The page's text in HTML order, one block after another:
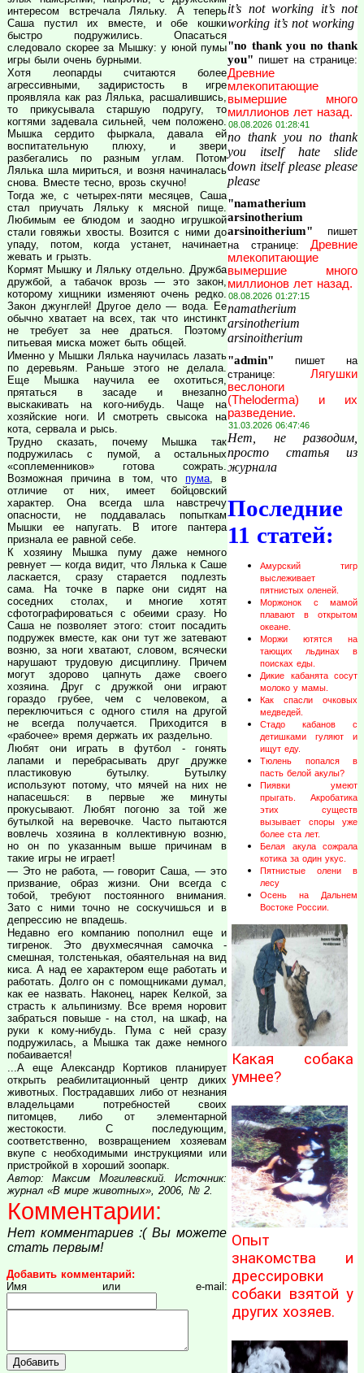
интересом встречала Ляльку. А теперь
Саша пустил их вместе, и обе кошки
быстро подружились. Опасаться
следовало скорее за Мышку: у юной пумы
игры были очень бурными.
Хотя леопарды считаются более
агрессивными, задиристость в игре
проявляла как раз Лялька, расшалившись,
то прикусывала старшую подругу, то
когтями задевала сильней, чем положено.
Мышка сердито фыркала, давала ей
воспитательную плюху, и звери
разбегались по разным углам. Потом
Лялька шла мириться, и возня начиналась
снова. Вместе тесно, врозь скучно!
Тогда же, с четырех-пяти месяцев, Саша
стал приучать Ляльку к мясной пище.
Любимым ее блюдом и заодно игрушкой
стали говяжьи хвосты. Возится с ними до
упаду, потом, когда устанет, начинает
жевать и грызть.
Кормят Мышку и Ляльку отдельно. Дружба
дружбой, а табачок врозь — это закон,
которому хищники изменяют очень редко.
Закон джунглей! Другое дело — вода. Ее
обычно хватает на всех, так что инстинкт
не требует за нее драться. Поэтому
питьевая миска может быть общей.
Именно у Мышки Лялька научилась лазать
по деревьям. Раньше этого не делала.
Еще Мышка научила ее охотиться,
прятаться в засаде и внезапно
выскакивать на кого-нибудь. Чаще на
хозяйские ноги. И смотреть свысока на
кота, сервала и рысь.
Трудно сказать, почему Мышка так
подружилась с пумой, а остальных
«соплеменников» готова сожрать.
Возможная причина в том, чтопума, в
отличие от них, имеет бойцовский
характер. Она всегда шла навстречу
опасности, не поддавалась попыткам
Мышки ее напугать. В итоге пантера
признала ее равной себе.
К хозяину Мышка пуму даже немного
ревнует — когда видит, что Лялька к Саше
ласкается, сразу старается подлезть
сама. На точке в парке они сидят на
соседних столах, и многие хотят
сфотографироваться с обеими сразу. Но
Саша не позволяет этого: стоит посадить
подружек вместе, как они тут же затевают
возню, за ноги хватают, словом, всячески
нарушают трудовую дисциплину. Причем
могут здорово цапнуть даже своего
хозяина. Друг с дружкой они играют
гораздо грубее, чем с человеком, а
переключиться с одного стиля на другой
не всегда получается. Приходится в
«рабочее» время держать их раздельно.
Любят они играть в футбол - гонять
лапами и перебрасывать друг дружке
пластиковую бутылку. Бутылку
используют потому, что мячей на них не
напасешься: в первые же минуты
прокусывают. Любят погоню за той же
бутылкой на веревочке. Часто пытаются
вовлечь хозяина в коллективную возню,
но он по указанным выше причинам в
такие игры не играет!
— Это не работа, — говорит Саша, — это
призвание, образ жизни. Они всегда с
тобой, требуют постоянного внимания.
Зато с ними точно не соскучишься и в
депрессию не впадешь.
Недавно его компанию пополнил еще и
тигренок. Это двухмесячная самочка -
смешная, толстенькая, обаятельная на вид
киса. А над ее характером еще работать и
работать. Долго он с помощниками думал,
как ее назвать. Наконец, нарек Келкой, за
страсть к альпинизму. Все время норовит
забраться повыше - на стол, на шкаф, на
руки к кому-нибудь. Пума с ней сразу
подружилась, а Мышка так даже немного
побаивается!
...А еще Александр Кортиков планирует
открыть реабилитационный центр диких
животных. Пострадавших либо от незнания
владельцами потребностей своих
питомцев, либо от элементарной
жестокости. С последующим,
соответственно, возвращением хозяевам
вкупе с необходимыми инструкциями или
пристройкой в хороший зоопарк.
Автор: Максим Могилевский. Источник:
журнал «В мире животных», 2006, № 2.
Комментарии:
Нет комментариев :( Вы можете
стать первым!
Добавить комментарий:
Имя или e-mail:
it’s not working it’s not
working it’s not working
"no thank you no thank
you" пишет на странице:
Древние
млекопитающие
вымершие много
миллионов лет назад.
08.08.2026 01:28:41
no thank you no thank
you itself hate slide
down itself please please
please
"namatherium
arsinotherium
arsinoitherium" пишет
на странице: Древние
млекопитающие
вымершие много
миллионов лет назад.
08.08.2026 01:27:15
namatherium
arsinotherium
arsinoitherium
"admin" пишет на
странице: Лягушки
веслоноги
(Theloderma) и их
разведение.
31.03.2026 06:47:46
Нет, не разводим,
просто статья из
журнала
Последние
11 статей:
Амурский тигр
выслеживает
пятнистых оленей.
Моржонок с мамой
плавают в открытом
океане.
Моржи ютятся на
тающих льдинах в
поисках еды.
Дикие кабанята сосут
молоко у мамы.
Как спасли очковых
медведей.
Стадо кабанов с
детишками гуляют и
ищут еду.
Тюлень попался в
пасть белой акулы?
Пиявки умеют
прыгать. Акробатика
этих существ
вызывает споры уже
более ста лет.
Белая акула сожрала
котика за один укус.
Пятнистые олени в
лесу
Осень на Дальнем
Востоке России.
Какая собака
умнее?
Опыт
знакомства и
дрессировки
собаки взятой у
других хозяев.